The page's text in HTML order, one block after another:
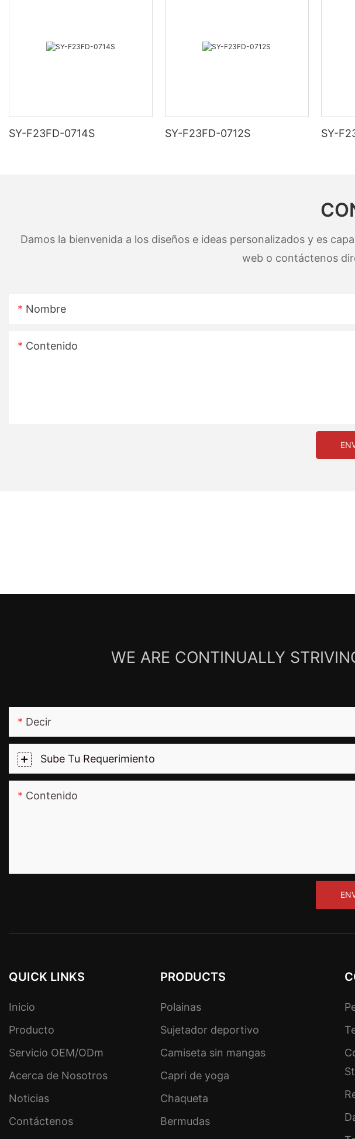
SY-F23FD-0714S SY-F23FD-0712S SY-
Damos la bienvenida a los diseños e ideas personalizados y es
web o contáctenos
Nombre
Contenido
WE ARE CONTINUALLY
Decir
Sube Tu Requerimiento
Contenido
QUICK LINKS
Inicio
Producto
Servicio OEM/ODm
Acerca de Nosotros
Noticias
Contáctenos
PRODUCTS
Polainas
Sujetador deportivo
Camiseta sin mangas
Capri de yoga
Chaqueta
Bermudas